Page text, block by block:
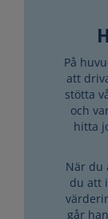
På
att
stötta
och
hitta
När du
du att
går